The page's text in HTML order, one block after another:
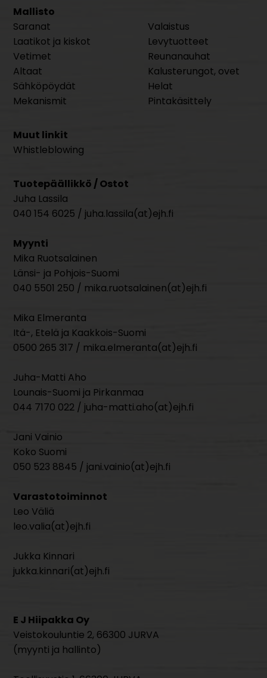
Mallisto
Saranat
Laatikot ja kiskot
Vetimet
Altaat
Sähköpöydät
Mekanismit
Valaistus
Levytuotteet
Reunanauhat
Kalusterungot, ovet
Helat
Pintakäsittely
Muut linkit
Whistleblowing
Tuotepäällikkö / Ostot
Juha Lassila
040 154 6025 / juha.lassila(at)ejh.fi
Myynti
Mika Ruotsalainen
Länsi- ja Pohjois-Suomi
040 5501 250 / mika.ruotsalainen(at)ejh.fi
Mika Elmeranta
Itä-, Etelä ja Kaakkois-Suomi
0500 265 317 / mika.elmeranta(at)ejh.fi
Juha-Matti Aho
Lounais-Suomi ja Pirkanmaa
044 7170 022 / juha-matti.aho(at)ejh.fi
Jani Vainio
Koko Suomi
050 523 8845 / jani.vainio(at)ejh.fi
Varastotoiminnot
Leo Väliä
leo.valia(at)ejh.fi
Jukka Kinnari
jukka.kinnari(at)ejh.fi
E J Hiipakka Oy
Veistokouluntie 2, 66300 JURVA
(myynti ja hallinto)